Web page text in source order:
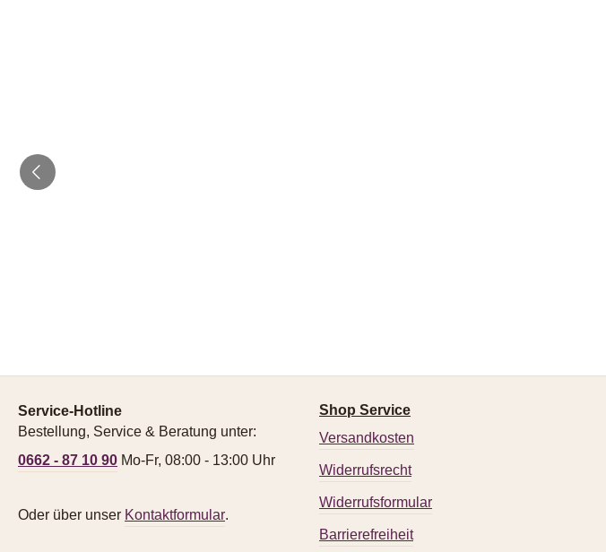
Service-Hotline
Bestellung, Service & Beratung unter:
0662 - 87 10 90 Mo-Fr, 08:00 - 13:00 Uhr
Oder über unser Kontaktformular.
Shop Service
Versandkosten
Widerrufsrecht
Widerrufsformular
Barrierefreiheit